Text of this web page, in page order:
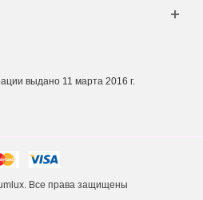
выдано 11 марта 2016 г.
Все права защищены